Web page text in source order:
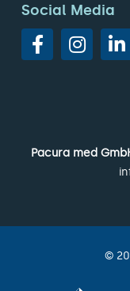
Social Media
Pacura med
©